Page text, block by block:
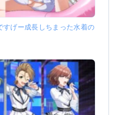
すげー成長しちまった水着の